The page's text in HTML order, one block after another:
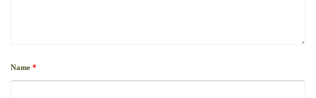
Name *